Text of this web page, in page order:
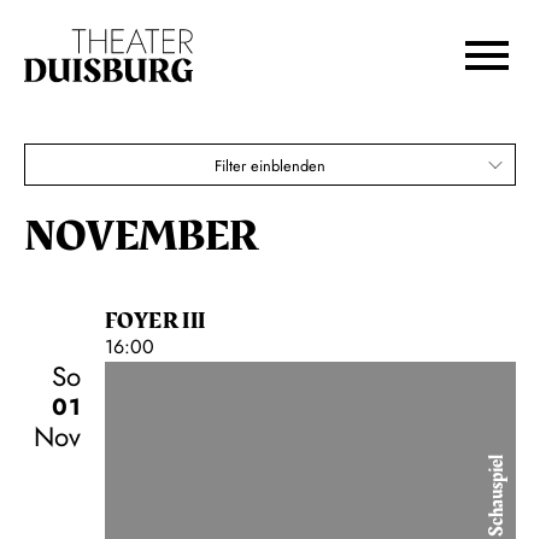
Zur Hauptnavigation springen
Zum Footer springen
Großstadt
NOVEMBER
FOYER III
16:00
So
01
Nov
Schauspiel